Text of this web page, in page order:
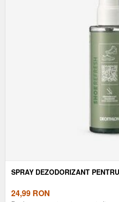
SPRAY DEZODORIZANT
24,99 RON